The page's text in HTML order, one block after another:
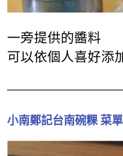
一旁提供的醬料
可以依個人喜好添
小南鄭記台南碗粿 菜單